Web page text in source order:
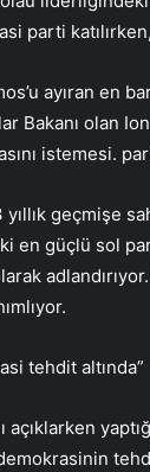
parti
ayıran en
Bakanı olan
istemesi.
yıllık geçmişe
en güçlü sol
tehdit altında”
açıklarken